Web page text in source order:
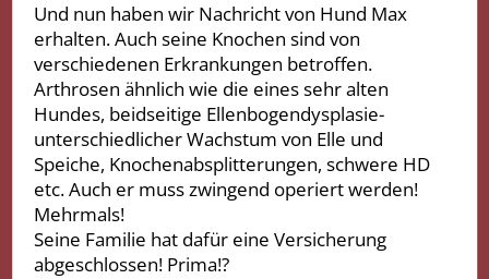
Und nun haben wir Nachricht von Hund Max
erhalten. Auch seine Knochen sind von
verschiedenen Erkrankungen betroffen.
Arthrosen ähnlich wie die eines sehr alten
Hundes, beidseitige Ellenbogendysplasie-
unterschiedlicher Wachstum von Elle und
Speiche, Knochenabsplitterungen, schwere HD
etc. Auch er muss zwingend operiert werden!
Mehrmals!
Seine Familie hat dafür eine Versicherung
abgeschlossen! Prima!?